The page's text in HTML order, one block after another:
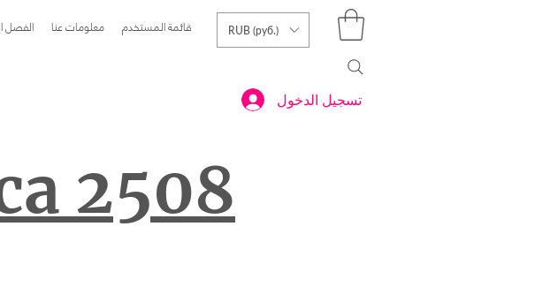
الفصل معلومات عنا قائمة المستخدم
تسجيل الدخول
RUB (руб.)
2508